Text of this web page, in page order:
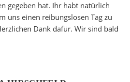
gegeben hat. Ihr habt natürlich
uns einen reibungslosen Tag zu
Dank dafür. Wir sind bald